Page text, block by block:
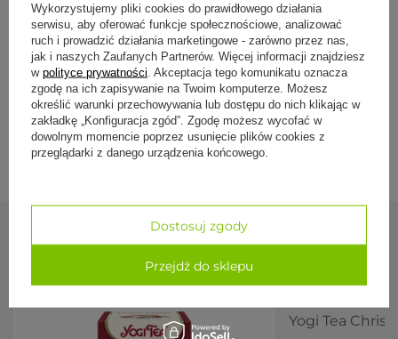
Składniki:
Mięta pieprzowa* (18%), melisa* (15%), trawa cytrynowa*,
mięta zielona* (12%), lukrecja*, rooibos*, imbir*, cynamon*,
eukaliptus* (4%), korzeń żeńszenia* (2%), maca*, pieprz
czarny*, olejek pomarańczowy*, kardamon*, olejek z
mięty pieprzowej*.
*Z upraw ekologicznych.
Certyfikaty:
Sposób przygotowania:
Zaparzaj przez około 6 minut.
Dodatkowe informacje:
Specyfikacja
Formy płatności
Dostawa i zwroty
Zobacz również
Yogi Tea
Wykorzystujemy pliki cookies do prawidłowego działania
serwisu, aby oferować funkcje społecznościowe, analizować
ruch i prowadzić działania marketingowe - zarówno przez nas,
jak i naszych Zaufanych Partnerów. Więcej informacji znajdziesz
w polityce prywatności . Akceptacja tego komunikatu oznacza
zgodę na ich zapisywanie na Twoim komputerze. Możesz
określić warunki przechowywania lub dostępu do nich klikając w
zakładkę „Konfiguracja zgód”. Zgodę możesz wycofać w
dowolnym momencie poprzez usunięcie plików cookies z
przeglądarki z danego urządzenia końcowego.
Dostosuj zgody
Przejdź do sklepu